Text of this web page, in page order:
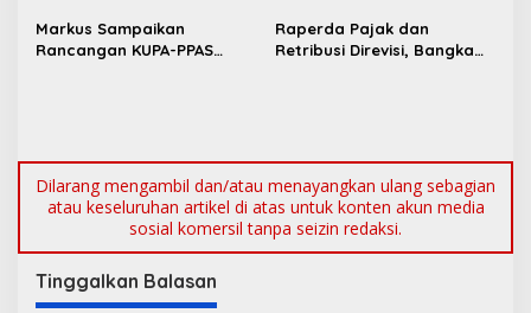
s
Masyarakat Bersabar
Kolong Kero
Markus Sampaikan
Rancangan KUPA-PPAS
Raperda Pajak dan
Retribusi Direvisi, Bangka
Dilarang mengambil dan/atau menayangkan ulang sebagian
atau keseluruhan artikel di atas untuk konten akun media
sosial komersil tanpa seizin redaksi.
Tinggalkan Balasan